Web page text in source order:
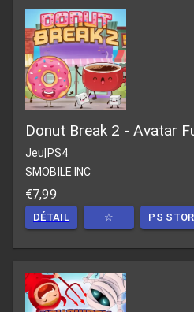
Donut Break 2 - Avatar
Jeu|PS4
SMOBILE INC
€7,99
DÉTAIL ☆ PS